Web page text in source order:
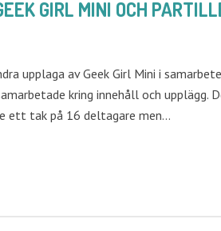
GIRL MINI OCH
upplaga av Geek Girl Mini i
kring innehåll och upplägg.
ett tak på 16 deltagare men…